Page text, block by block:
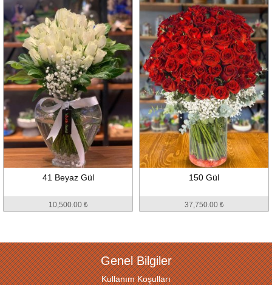
41 Beyaz Gül
10,500.00 ₺
150 Gül
37,750.00 ₺
Genel Bilgiler
Kullanım Koşulları